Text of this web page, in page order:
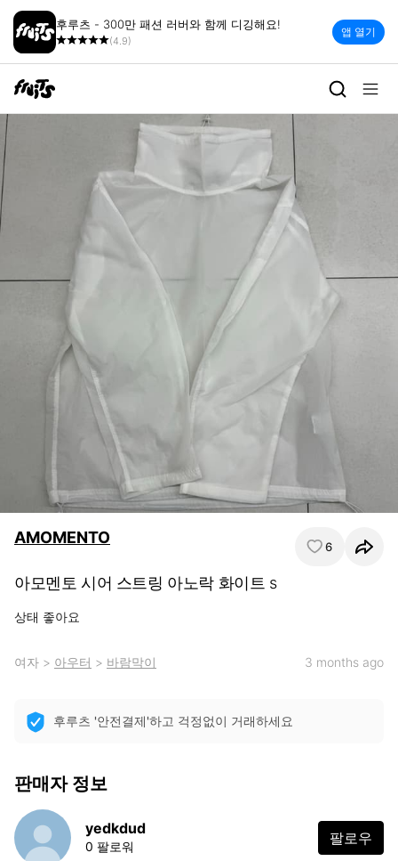
후루츠 - 300만 패션 러버와 함께 디깅해요!
(4.9)
앱 열기
AMOMENTO 6
아모멘토 시어 스트링 아노락 화이트 s
상태 좋아요
여자 > 아우터 > 바람막이 3 months ago
후루츠 '안전결제'하고 걱정없이 거래하세요
판매자 정보
yedkdud
0 팔로워 팔로우